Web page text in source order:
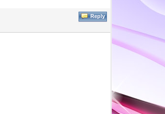
Reply